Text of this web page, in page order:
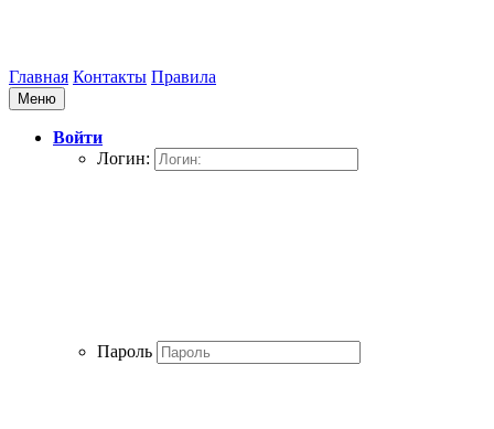
Главная Контакты Правила
Меню
Войти
Логин:
Пароль